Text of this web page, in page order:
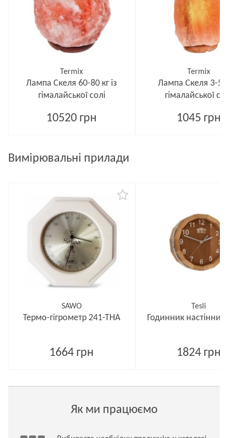
Termix
Лампа Скеля 60-80 кг із
гімалайської солі
10520 грн
Termix
Лампа Скеля 3-5
гімалайської
1045 грн
Вимірювальні прилади
SAWO
Термо-гігрометр 241-ТНA
1664 грн
Tesli
Годинник
1824 грн
Як ми працюємо